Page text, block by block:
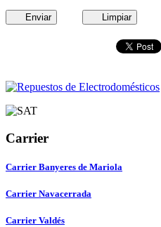
Enviar Limpiar
Carrier
Carrier Banyeres de Mariola
Carrier Navacerrada
Carrier Valdés